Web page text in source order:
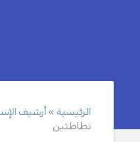
الرئيسية أرشيف
نطاطتين